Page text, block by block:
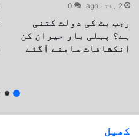
2 ہفتے ago 0
رجب بٹ کی دولت کتنی
ہے؟ پہلی بار حیران کن
انکشافات سامنے آگئے
کھیل